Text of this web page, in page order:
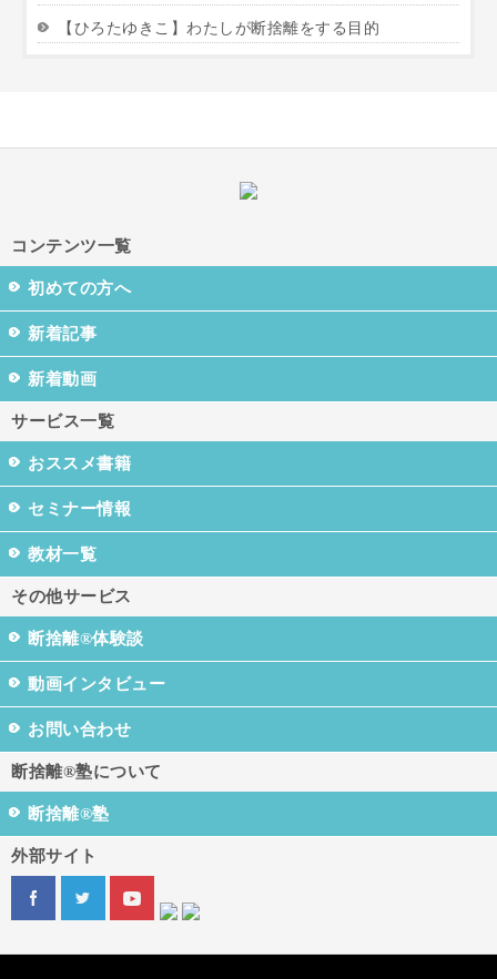
【ひろたゆきこ】わたしが断捨離をする目的
コンテンツ一覧
初めての方へ
新着記事
新着動画
サービス一覧
おススメ書籍
セミナー情報
教材一覧
その他サービス
断捨離®体験談
動画インタビュー
お問い合わせ
断捨離®塾について
断捨離®塾
外部サイト